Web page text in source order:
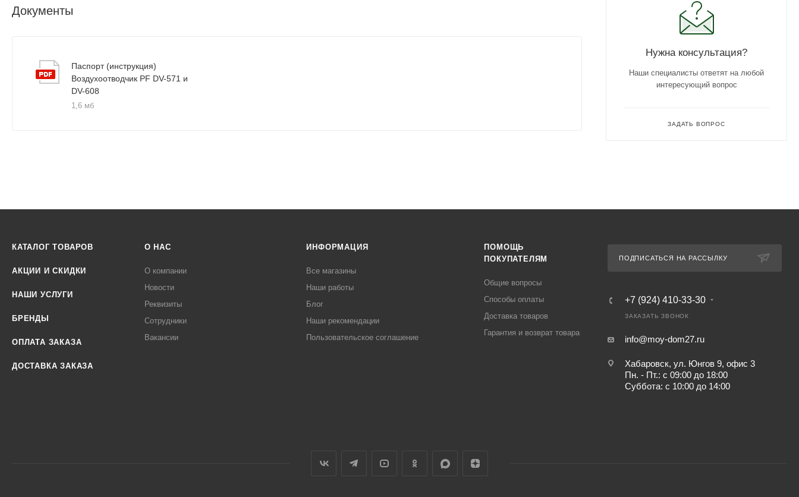
Документы
Паспорт (инструкция)
Воздухоотводчик PF DV-571 и
DV-608
1,6 мб
Нужна консультация?
Наши специалисты ответят на любой
интересующий вопрос
ЗАДАТЬ ВОПРОС
КАТАЛОГ ТОВАРОВ
АКЦИИ И СКИДКИ
НАШИ УСЛУГИ
БРЕНДЫ
ОПЛАТА ЗАКАЗА
ДОСТАВКА ЗАКАЗА
О НАС
О компании
Новости
Реквизиты
Сотрудники
Вакансии
ИНФОРМАЦИЯ
Все магазины
Наши работы
Блог
Наши рекомендации
Пользовательское соглашение
ПОМОЩЬ
ПОКУПАТЕЛЯМ
Общие вопросы
Способы оплаты
Доставка товаров
Гарантия и возврат товара
ПОДПИСАТЬСЯ НА РАССЫЛКУ
+7 (924) 410-33-30
ЗАКАЗАТЬ ЗВОНОК
info@moy-dom27.ru
Хабаровск, ул. Юнгов 9, офис 3
Пн. - Пт.: с 09:00 до 18:00
Суббота: с 10:00 до 14:00